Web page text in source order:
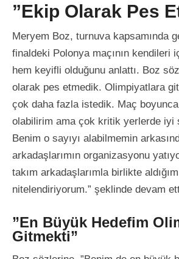
”Ekip Olarak Pes
Meryem Boz, turnuva kapsamında
finaldeki Polonya maçının kendileri
hem keyifli olduğunu anlattı. Boz
olarak pes etmedik. Olimpiyatlara
çok daha fazla istedik. Maç boyunca
olabilirim ama çok kritik yerlerde iyi
Benim o sayıyı alabilmemin
arkadaşlarımın organizasyonu
takım arkadaşlarımla birlikte
nitelendiriyorum.” şeklinde devam
”En Büyük Hedefim
Gitmekti”